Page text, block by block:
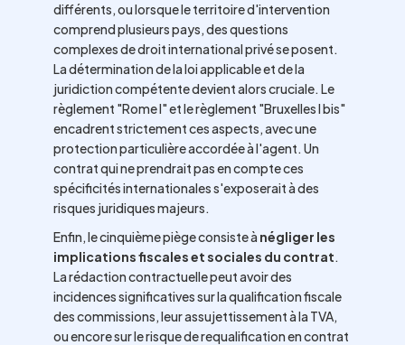
différents, ou lorsque le territoire d'intervention
comprend plusieurs pays, des questions
complexes de droit international privé se posent.
La détermination de la loi applicable et de la
juridiction compétente devient alors cruciale. Le
règlement "Rome I" et le règlement "Bruxelles I bis"
encadrent strictement ces aspects, avec une
protection particulière accordée à l'agent. Un
contrat qui ne prendrait pas en compte ces
spécificités internationales s'exposerait à des
risques juridiques majeurs.
Enfin, le cinquième piège consiste à négliger les
implications fiscales et sociales du contrat.
La rédaction contractuelle peut avoir des
incidences significatives sur la qualification fiscale
des commissions, leur assujettissement à la TVA,
ou encore sur le risque de requalification en contrat